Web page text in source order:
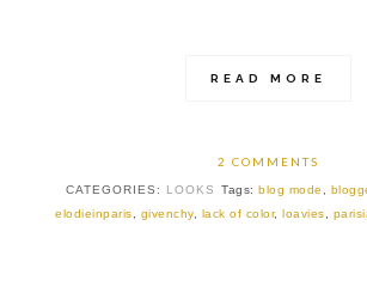
READ MORE
2 COMMENTS
CATEGORIES: LOOKS Tags: blog mode
elodieinparis
givenchy, lack of color,loavies